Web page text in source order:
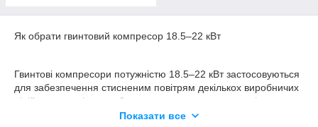
Як обрати гвинтовий компресор 18.5–22 кВт
Гвинтові компресори потужністю 18.5–22 кВт застосовуються
для забезпечення стисненим повітрям декількох виробничих
ліній, технологічного обладнання та пневмосистем із високою
та постійною витратою повітря.
Показати все